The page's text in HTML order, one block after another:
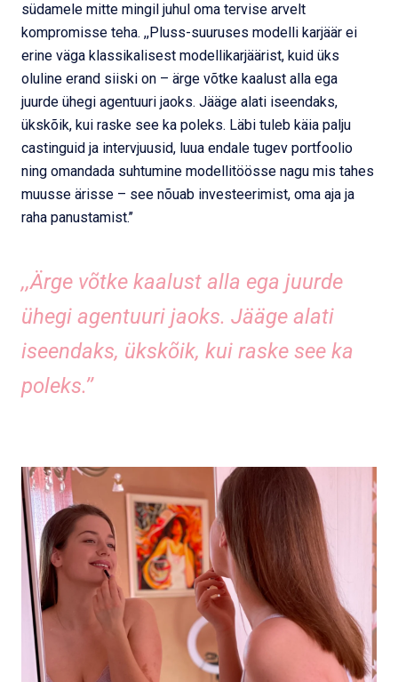
südamele mitte mingil juhul oma tervise arvelt
kompromisse teha. ,,Pluss-suuruses modelli karjäär ei
erine väga klassikalisest modellikarjäärist, kuid üks
oluline erand siiski on – ärge võtke kaalust alla ega
juurde ühegi agentuuri jaoks. Jääge alati iseendaks,
ükskõik, kui raske see ka poleks. Läbi tuleb käia palju
castinguid ja intervjuusid, luua endale tugev portfoolio
ning omandada suhtumine modellitöösse nagu mis tahes
muusse ärisse – see nõuab investeerimist, oma aja ja
raha panustamist.’’
,,Ärge võtke kaalust alla ega juurde
ühegi agentuuri jaoks. Jääge alati
iseendaks, ükskõik, kui raske see ka
poleks.’’